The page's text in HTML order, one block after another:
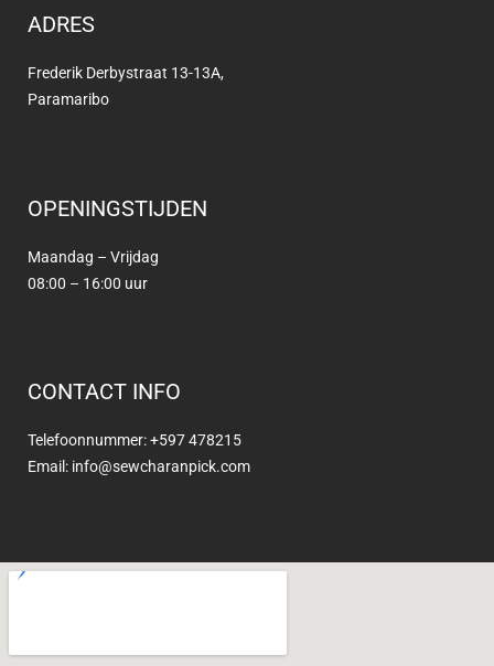
ADRES
Frederik Derbystraat 13-13A,
Paramaribo
OPENINGSTIJDEN
Maandag – Vrijdag
08:00 – 16:00 uur
CONTACT INFO
Telefoonnummer: +597 478215
Email: info@sewcharanpick.com